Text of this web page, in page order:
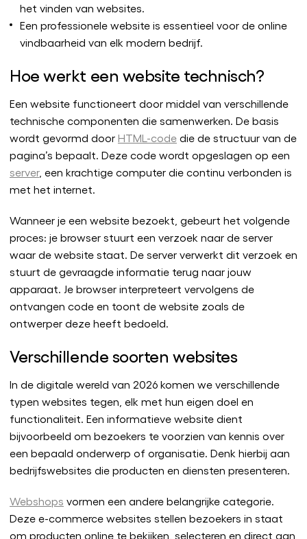
het vinden van websites.
Een professionele website is essentieel voor de online
vindbaarheid van elk modern bedrijf.
Hoe werkt een website technisch?
Een website functioneert door middel van verschillende
technische componenten die samenwerken. De basis
wordt gevormd door HTML-code die de structuur van de
pagina’s bepaalt. Deze code wordt opgeslagen op een
server, een krachtige computer die continu verbonden is
met het internet.
Wanneer je een website bezoekt, gebeurt het volgende
proces: je browser stuurt een verzoek naar de server
waar de website staat. De server verwerkt dit verzoek en
stuurt de gevraagde informatie terug naar jouw
apparaat. Je browser interpreteert vervolgens de
ontvangen code en toont de website zoals de
ontwerper deze heeft bedoeld.
Verschillende soorten websites
In de digitale wereld van 2026 komen we verschillende
typen websites tegen, elk met hun eigen doel en
functionaliteit. Een informatieve website dient
bijvoorbeeld om bezoekers te voorzien van kennis over
een bepaald onderwerp of organisatie. Denk hierbij aan
bedrijfswebsites die producten en diensten presenteren.
Webshops vormen een andere belangrijke categorie.
Deze e-commerce websites stellen bezoekers in staat
om producten online te bekijken, selecteren en direct aan